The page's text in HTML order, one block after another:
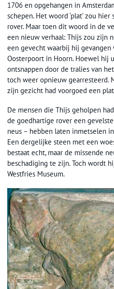
1706 en opgehangen in
schepen. Het woord ‘plat’ zou
rover. Maar toen dit woord in de
een nieuw verhaal: Thijs zou zijn
een gevecht waarbij hij
Oosterpoort in Hoorn. Hoewel hij
ontsnappen door de tralies van
toch weer opnieuw gearresteerd.
zijn gezicht had voorgoed een
De mensen die Thijs geholpen
de goedhartige rover een
neus – hebben laten inmetselen
Een dergelijke steen met een
bestaat echt, maar de missende
beschadiging te zijn. Toch wordt
Westfries Museum.